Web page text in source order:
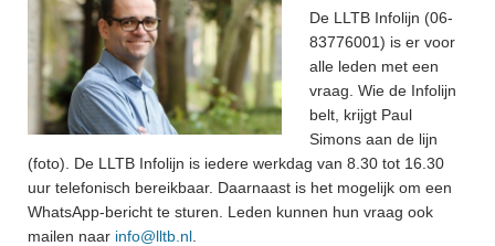
De LLTB Infolijn (06-
83776001) is er voor
alle leden met een
vraag. Wie de Infolijn
belt, krijgt Paul
Simons aan de lijn
(foto). De LLTB Infolijn is iedere werkdag van 8.30 tot 16.30
uur telefonisch bereikbaar. Daarnaast is het mogelijk om een
WhatsApp-bericht te sturen. Leden kunnen hun vraag ook
mailen naar info@lltb.nl